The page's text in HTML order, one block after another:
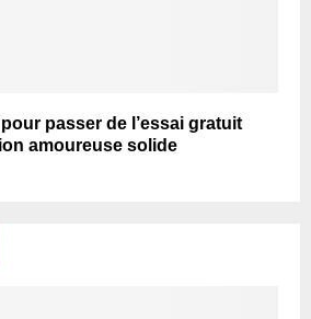
passer de l’essai gratuit
amoureuse solide